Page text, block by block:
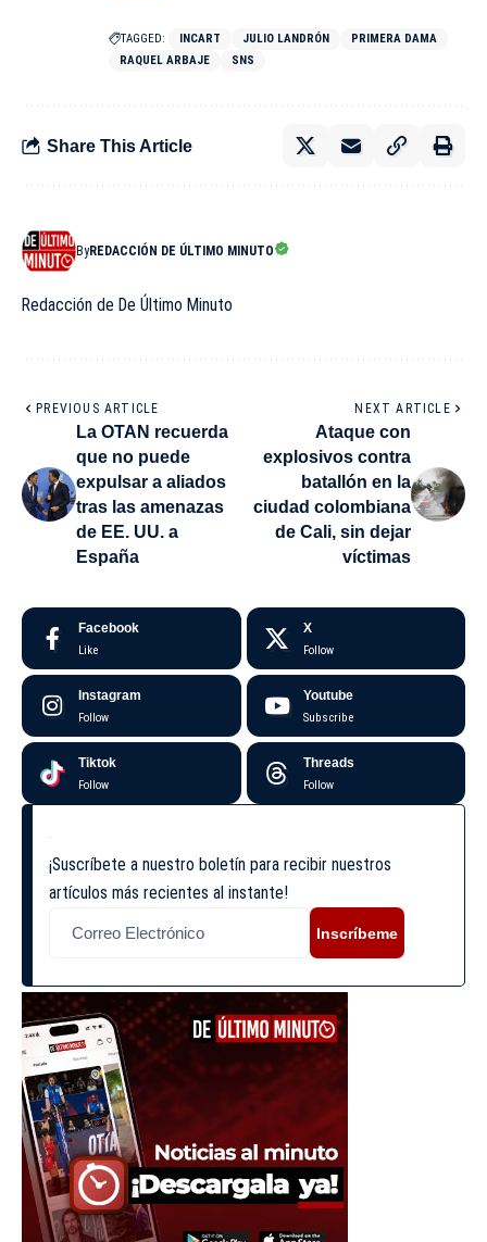
TAGGED: INCART JULIO LANDRÓN
PRIMERA DAMA
RAQUEL ARBAJE
SNS
Share This Article
ByREDACCIÓN DE ÚLTIMO MINUTO
Redacción de De Último Minuto
PREVIOUS ARTICLE
La OTAN recuerda
que no puede
expulsar a aliados
tras las amenazas
de EE. UU. a
España
NEXT ARTICLE
Ataque con
explosivos contra
batallón en la
ciudad colombiana
de Cali, sin dejar
víctimas
Facebook
Like
X
Follow
Instagram
Follow
Youtube
Subscribe
Tiktok
Follow
Threads
Follow
¡Suscríbete a nuestro boletín para recibir nuestros
artículos más recientes al instante!
Inscríbeme